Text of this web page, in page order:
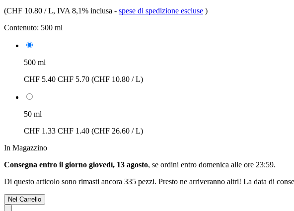
(CHF 10.80 / L, IVA 8,1% inclusa - spese di spedizione escluse )
Contenuto: 500 ml
500 ml
CHF 5.40 CHF 5.70 (CHF 10.80 / L)
50 ml
CHF 1.33 CHF 1.40 (CHF 26.60 / L)
In Magazzino
Consegna entro il giorno giovedì, 13 agosto, se ordini entro domenica alle ore 23:59.
Di questo articolo sono rimasti ancora 335 pezzi. Presto ne arriveranno altri! La data di
Nel Carrello